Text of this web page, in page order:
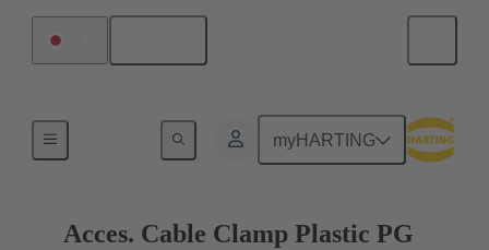
myHARTING
ケーブルグランド
Acces. Cable Clamp Plastic PG